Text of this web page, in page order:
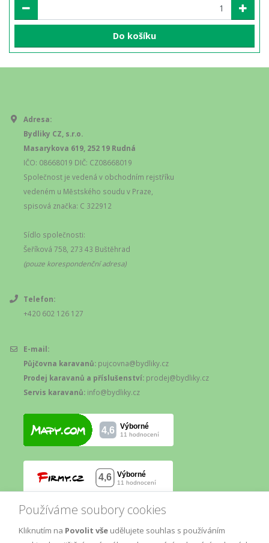
Používáme soubory cookies
Kliknutím na Povolit vše udělujete souhlas s používáním
Do košíku
Adresa:
Bydliky CZ, s.r.o.
Masarykova 619, 252 19 Rudná
IČO: 08668019 DIČ: CZ08668019
Společnost je vedená v obchodním rejstříku
vedeném u Městského soudu v Praze,
spisová značka: C 322912
Sídlo společnosti:
Šeříková 758, 273 43 Buštěhrad
(pouze korespondenční adresa)
Telefon:
+420 602 126 127
E-mail:
Půjčovna karavanů: pujcovna@bydliky.cz
Prodej karavanů a příslušenství: prodej@bydliky.cz
Servis karavanů: info@bydliky.cz